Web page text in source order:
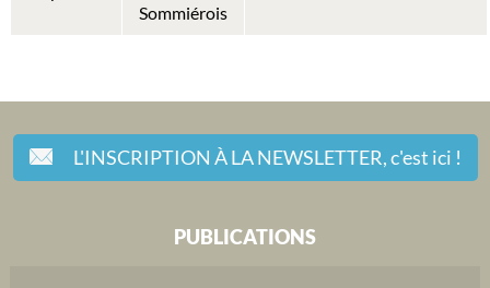
Sommiérois
L'INSCRIPTION À LA NEWSLETTER,c'est ici !
PUBLICATIONS